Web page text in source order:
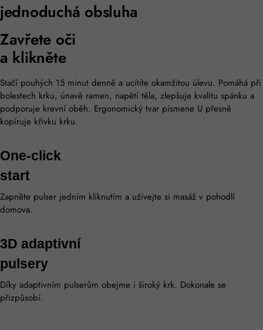
jednoduchá obsluha
Zavřete oči
a klikněte
Stačí pouhých 15 minut denně a ucítíte okamžitou úlevu. Pomáhá při
bolestech krku, únavě ramen, napětí těla, zlepšuje kvalitu spánku a
podporuje krevní oběh. Ergonomický tvar písmene U přesně
kopíruje křivku krku.
One-click
start
Zapněte pulser jedním kliknutím a užívejte si masáž v pohodlí
domova.
3D adaptivní
pulsery
Díky adaptivním pulserům obejme i široký krk. Dokonale se
přizpůsobí.